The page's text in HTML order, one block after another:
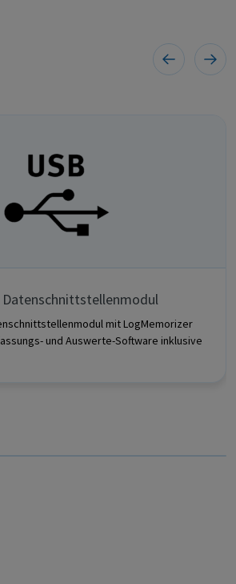
mit LogMemorizer
und Auswerte-Software inklusive